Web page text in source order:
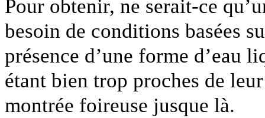
Pour obtenir, ne serait-ce
besoin de conditions basées
présence d’une forme d’eau
étant bien trop proches de
montrée foireuse jusque là.